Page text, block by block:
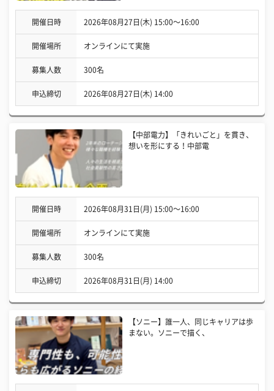
開催日時 2026年08月27日(木) 15:00〜16:00
開催場所 オンラインにて実施
募集人数 300名
申込締切 2026年08月27日(木) 14:00
【中部電力】「きれいごと」を貫き、
想いを形にする！中部電
開催日時 2026年08月31日(月) 15:00〜16:00
開催場所 オンラインにて実施
募集人数 300名
申込締切 2026年08月31日(月) 14:00
【ソニー】誰一人、同じキャリアは歩
まない。ソニーで描く、